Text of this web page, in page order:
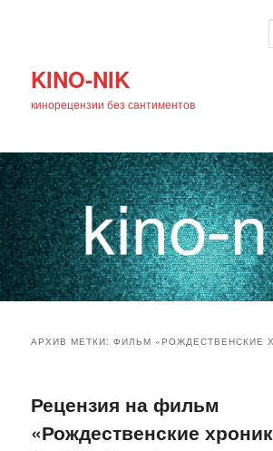
KINO-NIK
кинорецензии без сантиментов
основному
содержимому
дополнительному
содержимому
АРХИВ МЕТКИ:ФИЛЬМ «РОЖДЕСТВЕНСКИЕ
Рецензия на фильм
«Рождественские